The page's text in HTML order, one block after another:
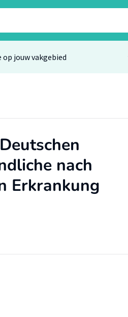
jouw vakgebied
nach
Erkrankung